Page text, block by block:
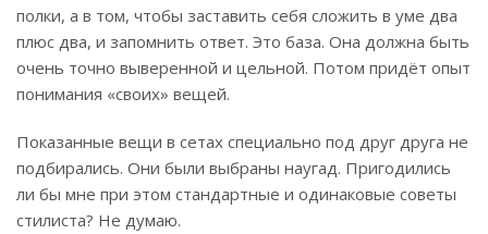
полки, а в том, чтобы заставить себя сложить в уме два
плюс два, и запомнить ответ. Это база. Она должна быть
очень точно выверенной и цельной. Потом придёт опыт
понимания «своих» вещей.
Показанные вещи в сетах специально под друг друга не
подбирались. Они были выбраны наугад. Пригодились
ли бы мне при этом стандартные и одинаковые советы
стилиста? Не думаю.